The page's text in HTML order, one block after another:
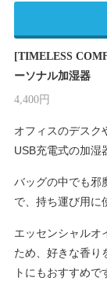
[TIMELESS
ーソナル加湿器
4,400円
オフィスのデスク
USB充電式の加湿
バッグの中でも邪
で、持ち運び用に
エッセンシャルオ
ため、好きな香り
トにもおすすめで